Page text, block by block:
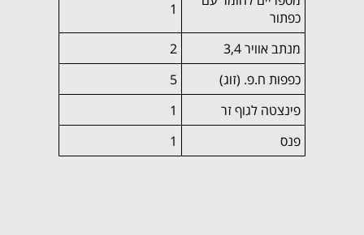
כפתור
1
מנתב אוויר 3,4
2
כפפות ח.פ. (זוג)
5
פינצטה לגוף זר
1
פנס
1